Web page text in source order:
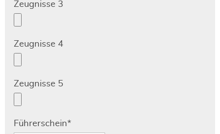
Zeugnisse 3
Zeugnisse 4
Zeugnisse 5
Pflichtfeld
Führerschein*